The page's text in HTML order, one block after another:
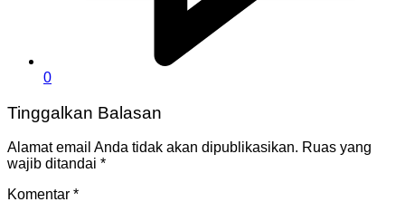
0
Tinggalkan Balasan
Alamat email Anda tidak akan dipublikasikan. Ruas yang
wajib ditandai *
Komentar *